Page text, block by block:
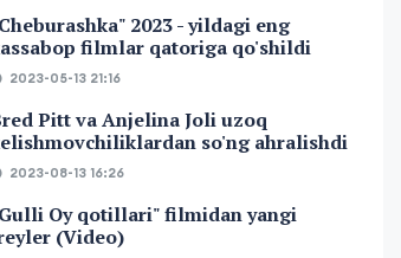
2023 - yildagi eng
filmlar qatoriga qo'shildi
2023-05-13 21:16
Pitt va Anjelina Joli uzoq
so'ng ahralishdi
2023-08-13 16:26
Oy qotillari" filmidan yangi
(Video)